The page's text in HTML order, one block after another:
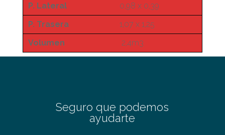
P. Lateral
0,98 x 0,39
P. Trasera
1,07 x 1,25
Volumen
2,4m3
Seguro que podemos
ayudarte